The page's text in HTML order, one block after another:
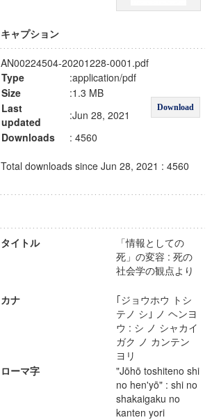
キャプション
AN00224504-20201228-0001.pdf
Type
:application/pdf
Download
Size
:1.3 MB
Last
updated
:Jun 28, 2021
Downloads
: 4560
Total downloads since Jun 28, 2021 : 4560
タイトル
「情報としての
死」の変容 : 死の
社会学の観点より
カナ
｢ジョウホウ トシ
テノ シ｣ ノ ヘンヨ
ウ : シ ノ シャカイ
ガク ノ カンテン
ヨリ
ローマ字
"Jōhō toshiteno shi
no hen'yō" : shi no
shakaigaku no
kanten yori